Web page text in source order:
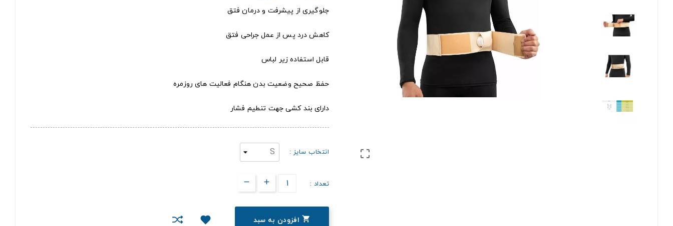

جلوگیری از پیشرفت و درمان فتق
کاهش درد پس از عمل جراحی فتق
قابل استفاده زیر لباس
حفظ صحیح وضعیت بدن هنگام فعالیت های روزمره
دارای بند کشی جهت تنطیم فشار
انتخاب سایز :
تعداد :
 افزودن به سبد